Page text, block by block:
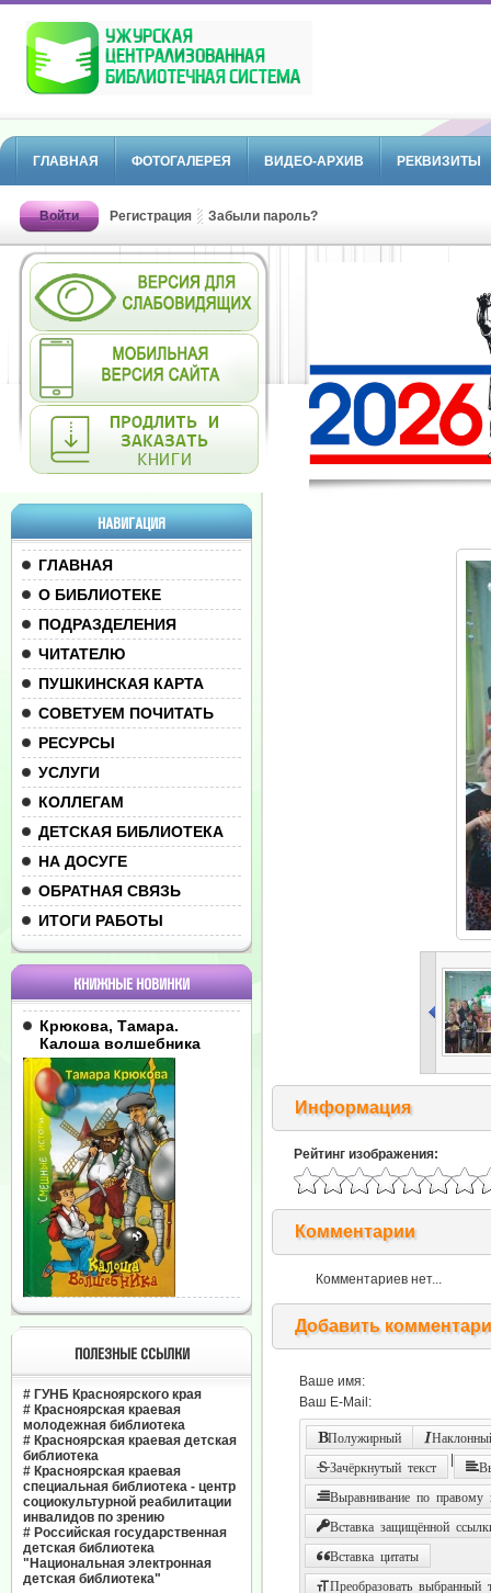
ГЛАВНАЯ ФОТОГАЛЕРЕЯ ВИДЕО-АРХИВ РЕКВИЗИТЫ
Войти Регистрация Забыли пароль?
НАВИГАЦИЯ
ГЛАВНАЯ
О БИБЛИОТЕКЕ
ПОДРАЗДЕЛЕНИЯ
ЧИТАТЕЛЮ
ПУШКИНСКАЯ КАРТА
СОВЕТУЕМ ПОЧИТАТЬ
РЕСУРСЫ
УСЛУГИ
КОЛЛЕГАМ
ДЕТСКАЯ БИБЛИОТЕКА
НА ДОСУГЕ
ОБРАТНАЯ СВЯЗЬ
ИТОГИ РАБОТЫ
КНИЖНЫЕ НОВИНКИ
Крюкова, Тамара.
Калоша волшебника
ПОЛЕЗНЫЕ ССЫЛКИ
# ГУНБ Красноярского края
# Красноярская краевая
молодежная библиотека
# Красноярская краевая детская
библиотека
# Красноярская краевая
специальная библиотека - центр
социокультурной реабилитации
инвалидов по зрению
# Российская государственная
детская библиотека
"Национальная электронная
детская библиотека"
Информация
Рейтинг изображения:
Комментарии
Комментариев нет...
Добавить
Ваше имя:
Ваш E-Mail:
Полужирный
Зачёркнутый текст
Выравнивание по правому
Вставка защищённой
Вставка цитаты
Преобразовать выбранный